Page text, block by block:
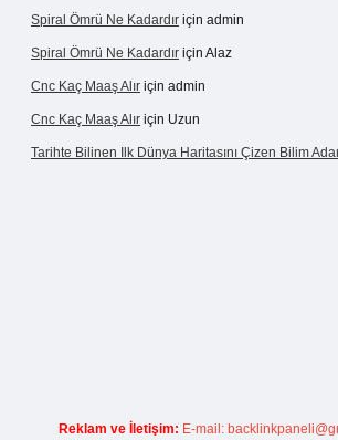
Spiral Ömrü Ne Kadardır için admin
Spiral Ömrü Ne Kadardır için Alaz
Cnc Kaç Maaş Alır için admin
Cnc Kaç Maaş Alır için Uzun
Tarihte Bilinen Ilk Dünya Haritasını Çizen Bilim
Reklam ve İletişim: E-mail: